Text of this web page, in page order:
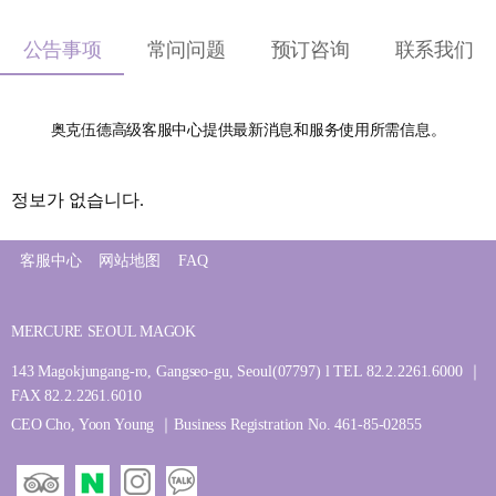
公告事项 常问问题 预订咨询 联系我们
奥克伍德高级客服中心提供最新消息和服务使用所需信息。
정보가 없습니다.
客服中心 网站地图 FAQ
MERCURE SEOUL MAGOK
143 Magokjungang-ro, Gangseo-gu, Seoul(07797) l TEL 82.2.2261.6000 ｜
FAX 82.2.2261.6010
CEO Cho, Yoon Young ｜Business Registration No. 461-85-02855